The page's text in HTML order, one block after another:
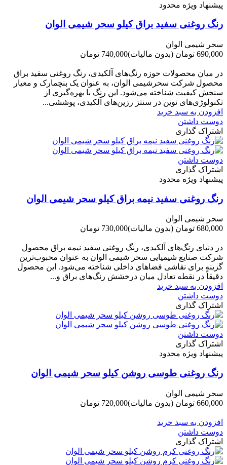
پیشنهاد ویژه محدود
رنگ روغنی سفید براق کیلو سحر شیمی الوان
سحر شیمی الوان
690,000 تومان
(بدون مالیات)740,000 تومان
در میان محصولات حوزه رنگ‌های آلکیدی، رنگ روغنی سفید براق
محصول شرکت سحرشیمی الوان، به عنوان یک بنچمارک و معیار
سنجش کیفیت شناخته می‌شود. این رنگ با بهره‌گیری از
تکنولوژی‌های نوین در سنتز رزین‌های آلکیدی، پوششی...
افزودن به سبد خرید
دوست داشتن
اشتراک گذاری
دوست داشتن
اشتراک گذاری
پیشنهاد ویژه محدود
رنگ روغنی سفید نیمه براق کیلو سحر شیمی الوان
سحر شیمی الوان
680,000 تومان
(بدون مالیات)730,000 تومان
در دنیای رنگ‌های آلکیدی، رنگ روغنی سفید نیمه براق محصول
شرکت صنایع شیمیایی سحر شیمی الوان به عنوان محبوب‌ترین
گزینه برای نقاشی فضاهای داخلی شناخته می‌شود. این محصول
دقیقاً در نقطه تعادل میان درخشش رنگ‌های براق و...
افزودن به سبد خرید
دوست داشتن
اشتراک گذاری
دوست داشتن
اشتراک گذاری
پیشنهاد ویژه محدود
رنگ روغنی طوسی روشن کیلو سحر شیمی الوان
سحر شیمی الوان
660,000 تومان
(بدون مالیات)720,000 تومان
افزودن به سبد خرید
دوست داشتن
اشتراک گذاری